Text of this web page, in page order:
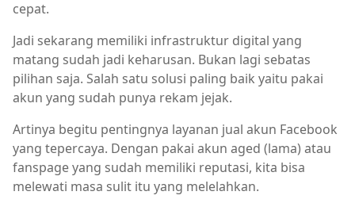
cepat.
Jadi sekarang memiliki infrastruktur digital yang
matang sudah jadi keharusan. Bukan lagi sebatas
pilihan saja. Salah satu solusi paling baik yaitu pakai
akun yang sudah punya rekam jejak.
Artinya begitu pentingnya layanan jual akun Facebook
yang tepercaya. Dengan pakai akun aged (lama) atau
fanspage yang sudah memiliki reputasi, kita bisa
melewati masa sulit itu yang melelahkan.